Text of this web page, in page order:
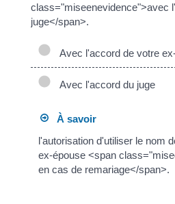
class="miseenevidence">avec
juge</span>.
Avec l'accord de votre
Avec l'accord du juge
À savoir
l'autorisation d'utiliser le nom
ex-épouse <span
en cas de remariage</span>.